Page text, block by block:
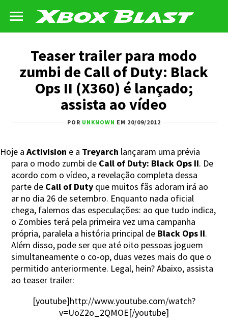
Teaser trailer para modo
zumbi de Call of Duty: Black
Ops II (X360) é lançado;
assista ao vídeo
POR UNKNOWN EM 20/09/2012
Hoje a Activision e a Treyarch lançaram uma prévia
para o modo zumbi de Call of Duty: Black Ops II. De
acordo com o vídeo, a revelação completa dessa
parte de Call of Duty que muitos fãs adoram irá ao
ar no dia 26 de setembro. Enquanto nada oficial
chega, falemos das especulações: ao que tudo indica,
o Zombies terá pela primeira vez uma campanha
própria, paralela a história principal de Black Ops II.
Além disso, pode ser que até oito pessoas joguem
simultaneamente o co-op, duas vezes mais do que o
permitido anteriormente. Legal, hein? Abaixo, assista
ao teaser trailer:
[youtube]http://www.youtube.com/watch?
v=UoZ2o_2QMOE[/youtube]